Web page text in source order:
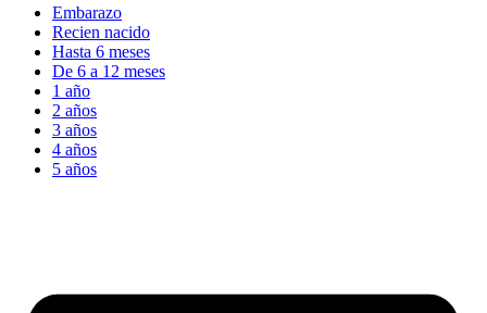
Embarazo
Recien nacido
Hasta 6 meses
De 6 a 12 meses
1 año
2 años
3 años
4 años
5 años